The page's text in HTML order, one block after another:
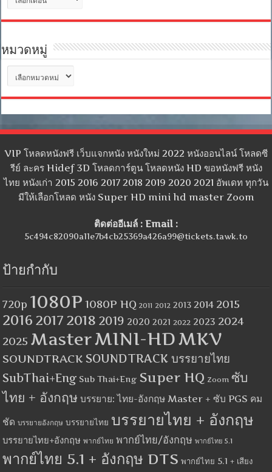
เก็บ
หมวดหมู่
หมู่
VIP โหลดหนังฟรี เว็บแจกหนัง หนังใหม่ 2022 หนังออนไลน์ โหลดซี
รีย์ ละคร Hidef 3D โหลดการ์ตูน โหลดหนัง HD ขอหนังฟรี หนัง
ไทย หนังเก่า 2015 2016 2017 2018 2019 2020 2021 อัพเดท ทุกวัน
มีให้เลือกโหลด หนัง Super HD mini hd master Zoom
ติดต่ออีเมล์ : Email :
5c494c82090a11e7b4cb25369a426a99@tickets.tawk.to
ป้ายกำกับ
720p 1080P 1080P HQ 2011 2012 2013 2014 2015
2016 2017 2018 2019 2020 2021 2022 2023 2024
2025 MasterMINI-HDMKV
SOUNDTRACK SOUNDTRACK บรรยายไทย
SubThai+Eng Sub Thai+Eng Super HQ Zoom ซับ
ไทย + อังกฤษ บรรยาย: ไทย-อังกฤษ Master + ซับ PGS คม
ชัด บรรยายอังกฤษ บรรยายไทย บรรยายไทย + อังกฤษ
บรรยายไทย+อังกฤษ พากย์ไทย พากย์ไทย/อังกฤษ พากย์ไทย 5.1
พากย์ไทย 5.1 + อังกฤษ DTS พากย์ไทย 5.1 + เสียง